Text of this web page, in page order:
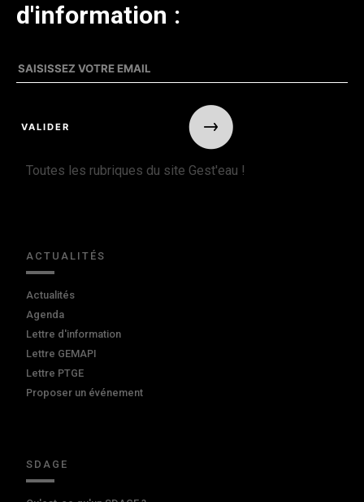
d'information :
Toutes les rubriques du site Gest'eau !
ACTUALITÉS
Actualités
Agenda
Lettre d'information
Lettre GEMAPI
Lettre PTGE
Proposer un événement
SDAGE